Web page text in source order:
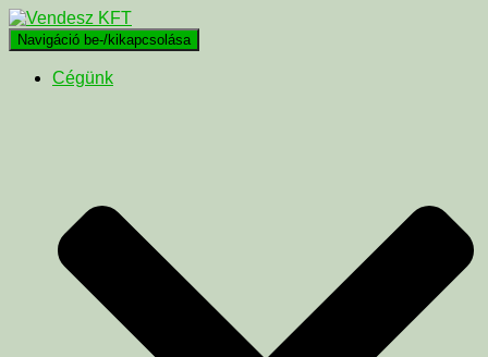
Navigáció be-/kikapcsolása
Cégünk